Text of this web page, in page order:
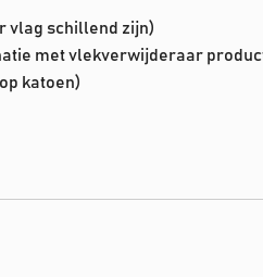
vlag schillend zijn)
met vlekverwijderaar
katoen)